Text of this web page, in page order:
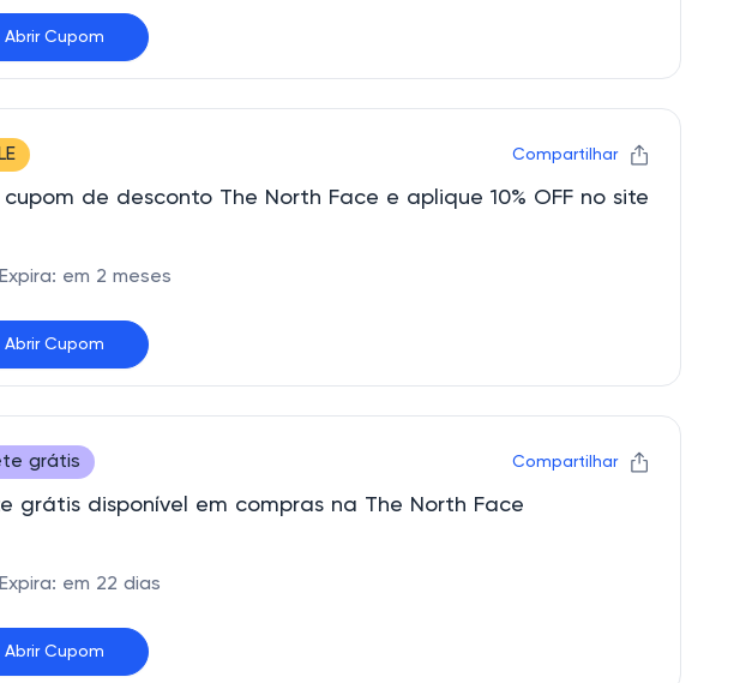
Abrir Cupom
Compartilhar
cupom de desconto The North Face e aplique 10% OFF no site
Expira: em 2 meses
Abrir Cupom
grátis Compartilhar
grátis disponível em compras na The North Face
Expira: em 22 dias
Abrir Cupom